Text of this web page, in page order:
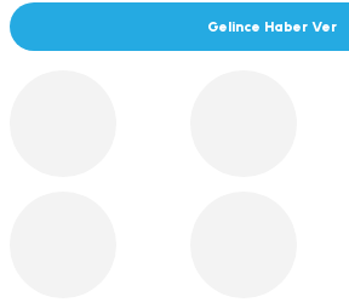
Gelince Haber Ver